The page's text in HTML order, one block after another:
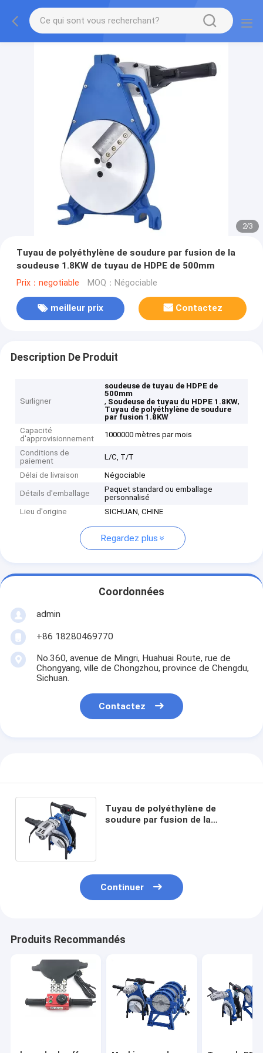
2/3
Tuyau de polyéthylène de soudure par fusion de la
soudeuse 1.8KW de tuyau de HDPE de 500mm
Prix：negotiable MOQ：Négociable
meilleur prix Contactez
Description De Produit
Surligner
soudeuse de tuyau de HDPE de
500mm
, Soudeuse de tuyau du HDPE 1.8KW,
Tuyau de polyéthylène de soudure
par fusion 1.8KW
Capacité
d'approvisionnement
1000000 mètres par mois
Conditions de
paiement
L/C, T/T
Délai de livraison Négociable
Détails d'emballage
Paquet standard ou emballage
personnalisé
Lieu d'origine
SICHUAN, CHINE
Regardez plus
Coordonnées
admin
+86 18280469770
No.360, avenue de Mingri, Huahuai Route, rue de
Chongyang, ville de Chongzhou, province de Chengdu,
Sichuan.
Contactez
Tuyau de polyéthylène de
soudure par fusion de la
Continuer
Produits Recommandés